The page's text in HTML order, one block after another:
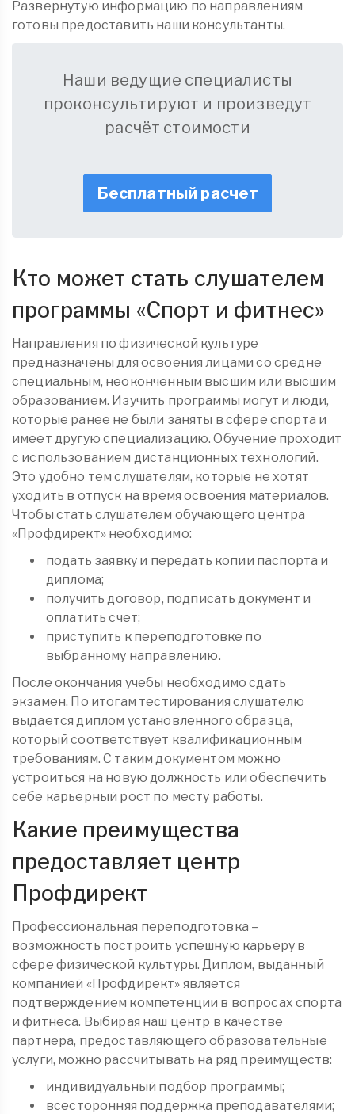
Развернутую информацию по направлениям
готовы предоставить наши консультанты.
Наши ведущие специалисты
проконсультируют и произведут
расчёт стоимости
Бесплатный расчет
Кто может стать слушателем
программы «Спорт и фитнес»
Направления по физической культуре
предназначены для освоения лицами со средне
специальным, неоконченным высшим или высшим
образованием. Изучить программы могут и люди,
которые ранее не были заняты в сфере спорта и
имеет другую специализацию. Обучение проходит
с использованием дистанционных технологий.
Это удобно тем слушателям, которые не хотят
уходить в отпуск на время освоения материалов.
Чтобы стать слушателем обучающего центра
«Профдирект» необходимо:
подать заявку и передать копии паспорта и
диплома;
получить договор, подписать документ и
оплатить счет;
приступить к переподготовке по
выбранному направлению.
После окончания учебы необходимо сдать
экзамен. По итогам тестирования слушателю
выдается диплом установленного образца,
который соответствует квалификационным
требованиям. С таким документом можно
устроиться на новую должность или обеспечить
себе карьерный рост по месту работы.
Какие преимущества
предоставляет центр
Профдирект
Профессиональная переподготовка –
возможность построить успешную карьеру в
сфере физической культуры. Диплом, выданный
компанией «Профдирект» является
подтверждением компетенции в вопросах спорта
и фитнеса. Выбирая наш центр в качестве
партнера, предоставляющего образовательные
услуги, можно рассчитывать на ряд преимуществ:
индивидуальный подбор программы;
всесторонняя поддержка преподавателями;